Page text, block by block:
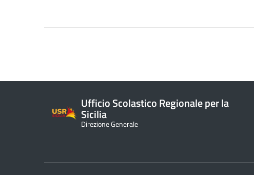
Ufficio Scolastico Regionale per la
Sicilia
Direzione Generale